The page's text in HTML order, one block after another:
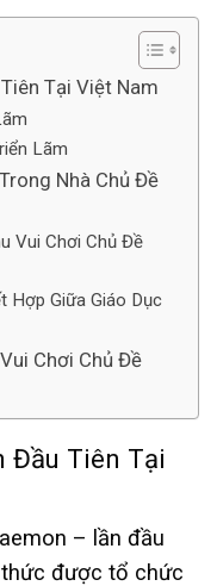
Tại Việt Nam
Lãm
Nhà Chủ Đề
Vui Chơi Chủ Đề
Hợp Giữa Giáo Dục
Chơi Chủ Đề
Đầu Tiên Tại
– lần đầu
được tổ chức